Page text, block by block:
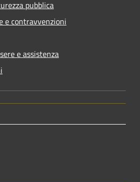
pubblica
e contravvenzioni
e assistenza